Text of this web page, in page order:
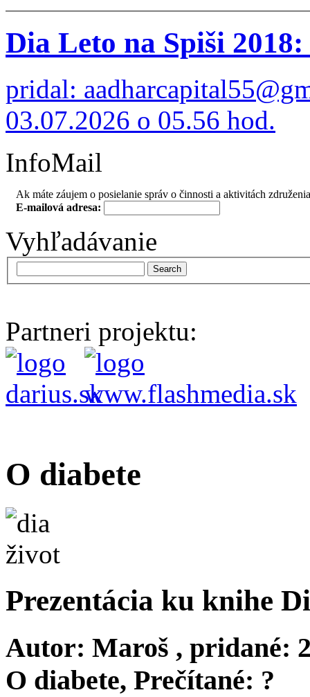
Dia Leto na Spiši
pridal:
03.07.2026 o 05.56 hod.
InfoMail
Ak máte záujem o posielanie správ o činnosti a aktivitách
E-mailová adresa:
Vyhľadávanie
Search
Partneri projektu:
O diabete
Prezentácia ku knihe
Autor: Maroš , pridané:
O diabete, Prečítané: ?